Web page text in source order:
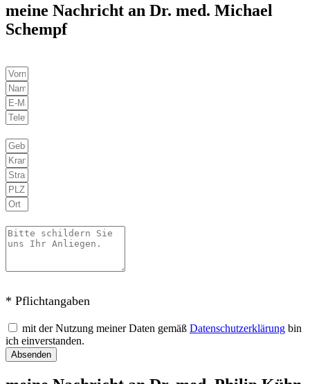
meine Nachricht an Dr. med. Michael
Schempf
* Pflichtangaben
mit der Nutzung meiner Daten gemäß Datenschutzerklärung bin
ich einverstanden.
Absenden